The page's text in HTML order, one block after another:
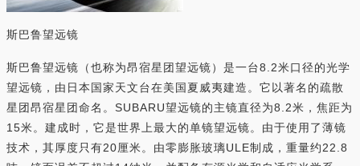
斯巴鲁望远镜
斯巴鲁望远镜（也称为昂宿星团望远镜）是一台8.2米口径的光学
望远镜，由日本国家天文台在美国夏威夷建造。它以著名的疏散
星团昂宿星团命名。SUBARU望远镜的主镜直径为8.2米，焦距为
15米。建成时，它是世界上最大的单镜望远镜。由于使用了薄镜
技术，其厚度只有20厘米。由零膨胀玻璃ULE制成，重量约22.8